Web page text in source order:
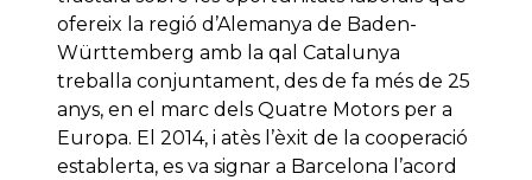
ofereix la regió d’Alemanya de Baden-
Württemberg amb la qal Catalunya
treballa conjuntament, des de fa més de 25
anys, en el marc dels Quatre Motors per a
Europa. El 2014, i atès l’èxit de la cooperació
establerta, es va signar a Barcelona l’acord